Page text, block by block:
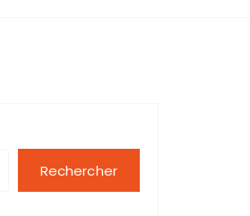
Rechercher